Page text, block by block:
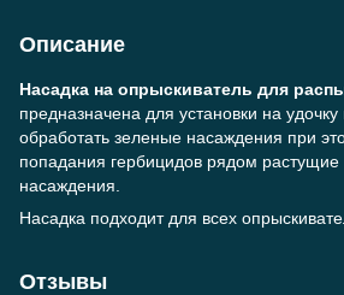
Описание
Насадка на опрыскиватель для
предназначена для установки на
обработать зеленые насаждения при
попадания гербицидов рядом растущие
насаждения.
Насадка подходит для всех
Отзывы